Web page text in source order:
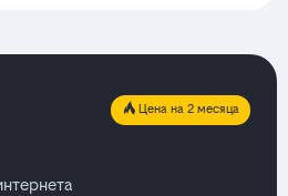
Цена на 2 месяца